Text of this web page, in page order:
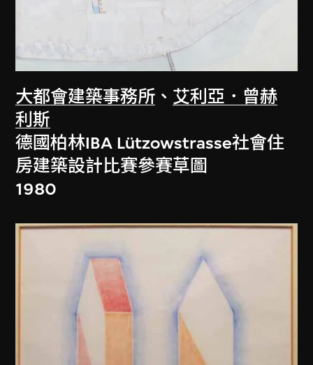
大都會建築事務所 、 艾利亞．曾赫
利斯
德國柏林IBA Lützowstrasse社會住
房建築設計比賽參賽草圖
1980